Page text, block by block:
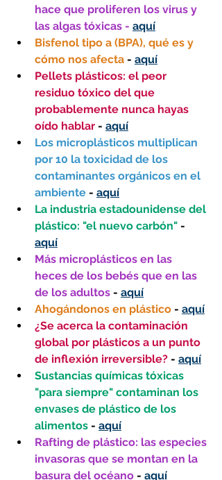
hace que proliferen los virus y
las algas tóxicas - aquí
Bisfenol tipo a (BPA), qué es y
cómo nos afecta - aquí
Pellets plásticos: el peor
residuo tóxico del que
probablemente nunca hayas
oído hablar - aquí
Los microplásticos multiplican
por 10 la toxicidad de los
contaminantes orgánicos en el
ambiente - aquí
La industria estadounidense del
plástico: "el nuevo carbón" -
aquí
Más microplásticos en las
heces de los bebés que en las
de los adultos - aquí
Ahogándonos en plástico - aquí
¿Se acerca la contaminación
global por plásticos a un punto
de inflexión irreversible? - aquí
Sustancias químicas tóxicas
"para siempre" contaminan los
envases de plástico de los
alimentos - aquí
Rafting de plástico: las especies
invasoras que se montan en la
basura del océano - aquí